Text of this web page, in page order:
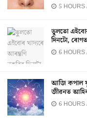
5 HOURS
ভুলতো
দিনটো,
6 HOURS
আজি কপাল
জীৱনত
6 HOURS